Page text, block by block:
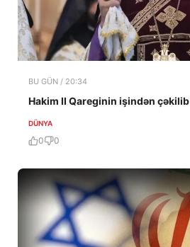
BU GÜN / 20:34
Hakim II Qareginin işindən çəkilib
DÜNYA
0 0